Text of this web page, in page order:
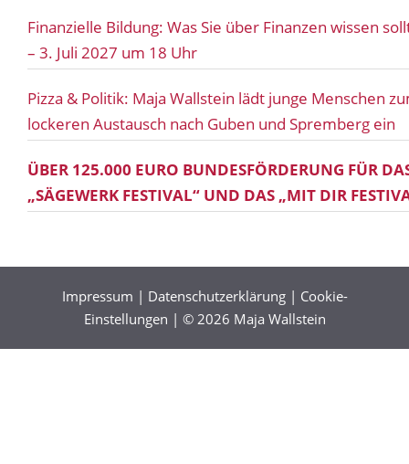
Finanzielle Bildung: Was Sie über Finanzen wissen
– 3. Juli 2027 um 18 Uhr
Pizza & Politik: Maja Wallstein lädt junge Menschen
lockeren Austausch nach Guben und Spremberg ein
ÜBER 125.000 EURO BUNDESFÖRDERUNG FÜR
„SÄGEWERK FESTIVAL“ UND DAS „MIT DIR
Impressum | Datenschutzerklärung| Cookie-
Einstellungen | © 2026 Maja Wallstein